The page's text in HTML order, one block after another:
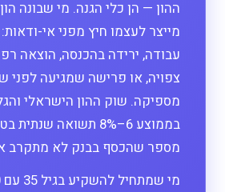
ההון — הן כלי הגנה. מי שבונה
מייצר לעצמו חיץ מפני אי-
עבודה, ירידה בהכנסה, הוצאה
צפויה, או פרישה שמגיעה לפני
מספיקה. שוק ההון הישראלי
בממוצע 6–8% תשואה
מספר שהכסף בבנק לא מתקרב